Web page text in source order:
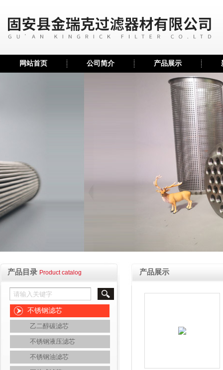
网站首页 公司简介 产品展示
产品目录 Product catalog
不锈钢滤芯
乙二醇碳滤芯
不锈钢液压滤芯
不锈钢油滤芯
产品展示